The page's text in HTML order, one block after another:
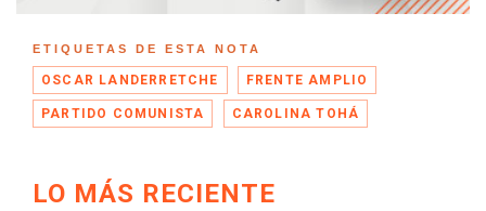
ETIQUETAS DE ESTA NOTA
OSCAR LANDERRETCHE FRENTE AMPLIO
PARTIDO COMUNISTA CAROLINA TOHÁ
LO MÁS RECIENTE